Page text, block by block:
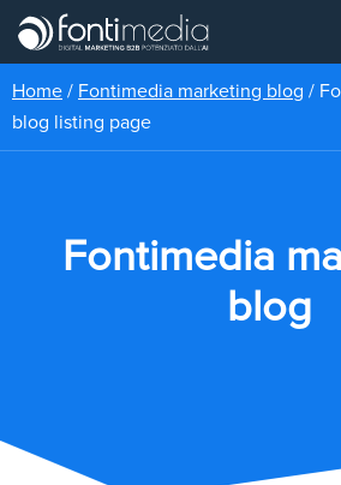
Home / Fontimedia marketing blog /
blog listing page
Fontimedia
blog